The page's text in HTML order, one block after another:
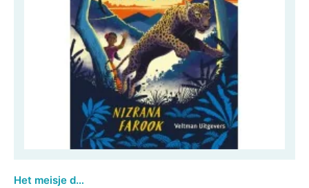
Het meisje dat een panter kwijt was